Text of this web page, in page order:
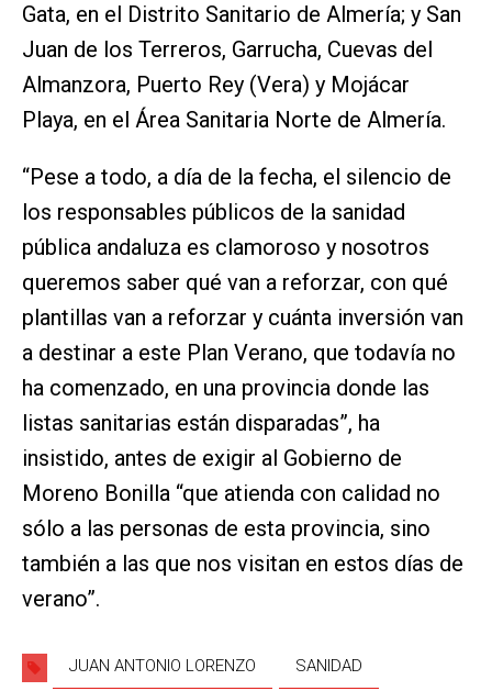
Gata, en el Distrito Sanitario de Almería; y San
Juan de los Terreros, Garrucha, Cuevas del
Almanzora, Puerto Rey (Vera) y Mojácar
Playa, en el Área Sanitaria Norte de Almería.
“Pese a todo, a día de la fecha, el silencio de
los responsables públicos de la sanidad
pública andaluza es clamoroso y nosotros
queremos saber qué van a reforzar, con qué
plantillas van a reforzar y cuánta inversión van
a destinar a este Plan Verano, que todavía no
ha comenzado, en una provincia donde las
listas sanitarias están disparadas”, ha
insistido, antes de exigir al Gobierno de
Moreno Bonilla “que atienda con calidad no
sólo a las personas de esta provincia, sino
también a las que nos visitan en estos días de
verano”.
JUAN ANTONIO LORENZO SANIDAD